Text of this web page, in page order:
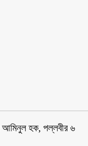
আমিনুল হক, পল্লবীর ৬